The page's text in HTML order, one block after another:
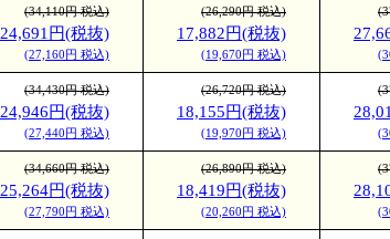
(34,110円 税込)
24,691円(税抜)
(27,160円 税込)
(26,290円 税込)
17,882円(税抜)
(19,670円 税込)
(34,430円 税込)
24,946円(税抜)
(27,440円 税込)
(26,720円 税込)
18,155円(税抜)
(19,970円 税込)
(34,660円 税込)
25,264円(税抜)
(27,790円 税込)
(26,890円 税込)
18,419円(税抜)
(20,260円 税込)